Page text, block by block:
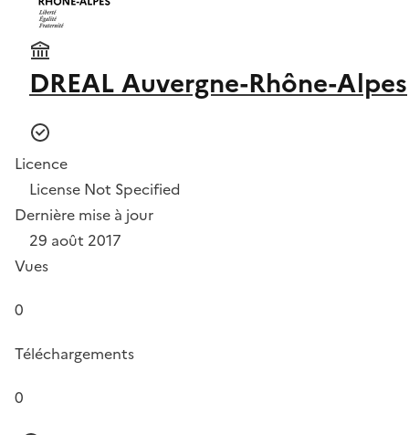
DREAL Auvergne-Rhône-Alpes
Licence
License Not Specified
Dernière mise à jour
29 août 2017
Vues
0
Téléchargements
0